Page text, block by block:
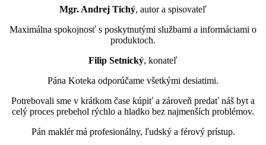
Mgr. Andrej Tichý, autor a spisovateľ
Maximálna spokojnosť s poskytnutými službami a informáciami o
produktoch.
Filip Setnický, konateľ
Pána Koteka odporúčame všetkými desiatimi.
Potrebovali sme v krátkom čase kúpiť a zároveň predať náš byt a
celý proces prebehol rýchlo a hladko bez najmenších problémov.
Pán maklér má profesionálny, ľudský a férový prístup.